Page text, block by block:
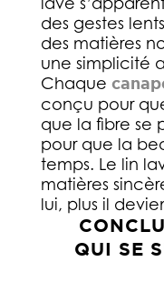
des gestes
des matières
une simplicité
Chaque
conçu pour
que la fibre se
pour que la
temps. Le lin
matières
lui, plus il
QUI SE